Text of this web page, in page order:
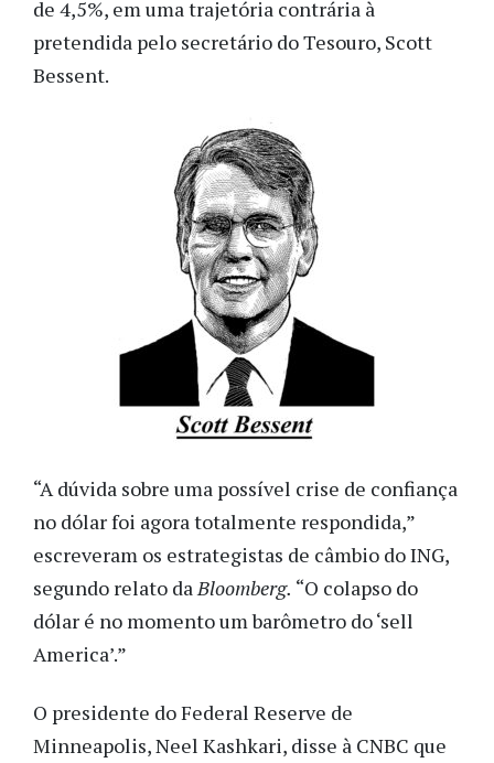
de 4,5%, em uma trajetória contrária à
pretendida pelo secretário do Tesouro, Scott
Bessent.
“A dúvida sobre uma possível crise de confiança
no dólar foi agora totalmente respondida,”
escreveram os estrategistas de câmbio do ING,
segundo relato daBloomberg. “O colapso do
dólar é no momento um barômetro do ‘sell
America’.”
O presidente do Federal Reserve de
Minneapolis, Neel Kashkari, disse à CNBC que